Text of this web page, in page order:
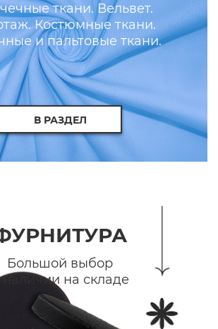
ткани. Вельвет.
Костюмные ткани.
и пальтовые ткани.
кожа и мех.
В РАЗДЕЛ
Большой выбор
наличии на складе